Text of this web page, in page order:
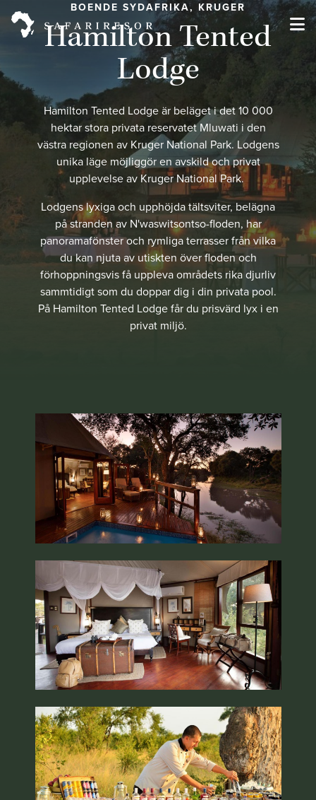
BOENDE SYDAFRIKA, KRUGER
Hamilton Tented
Lodge
Hamilton Tented Lodge är beläget i det 10 000
hektar stora privata reservatet Mluwati i den
västra regionen av Kruger National Park. Lodgens
unika läge möjliggör en avskild och privat
upplevelse av Kruger National Park.
Lodgens lyxiga och upphöjda tältsviter, belägna
på stranden av N'waswitsontso-floden, har
panoramafönster och rymliga terrasser från vilka
du kan njuta av utiskten över floden och
förhoppningsvis få uppleva områdets rika djurliv
sammtidigt som du doppar dig i din privata pool.
På Hamilton Tented Lodge får du prisvärd lyx i en
privat miljö.